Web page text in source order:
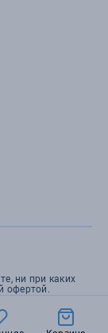
ни при каких
офертой.